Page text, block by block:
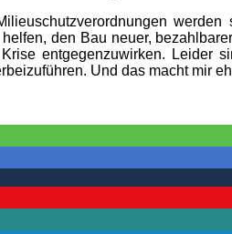
den Bau neuer,
entgegenzuwirken.
Und das macht mir